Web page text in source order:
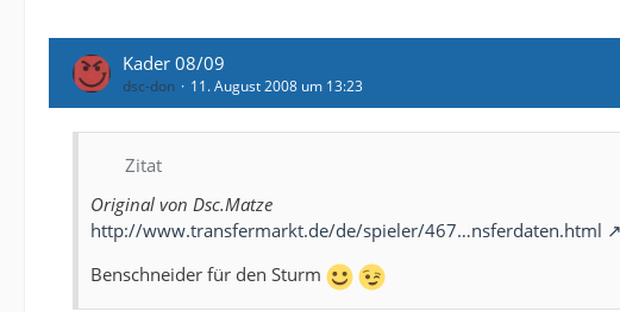
Kader 08/09
dsc-don 11. August 2008 um 13:23
Zitat
Original von Dsc.Matze
http://www.transfermarkt.de/de/spieler/467…nsferdaten.html
Benschneider für den Sturm